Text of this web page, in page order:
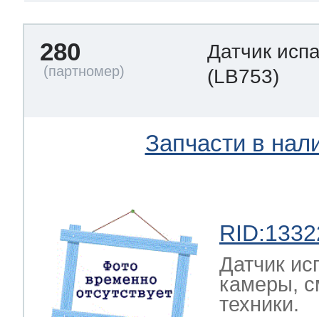
280
Датчик
(LB753)
Запчасти в
Датчик
камеры,
техники.